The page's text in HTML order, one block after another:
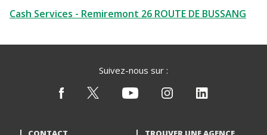
Cash Services - Remiremont 26 ROUTE DE BUSSANG
Suivez-nous sur :